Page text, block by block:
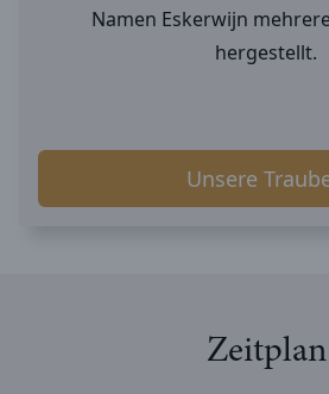
Namen Eskerwijn
hergestellt.
Unsere
Zeitplan